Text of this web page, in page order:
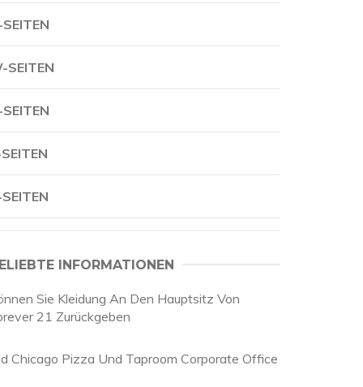
SEITEN
INFORMATIONEN
Sie Kleidung An Den Hauptsitz Von
21 Zurückgeben
Chicago Pizza Und Taproom Corporate Office